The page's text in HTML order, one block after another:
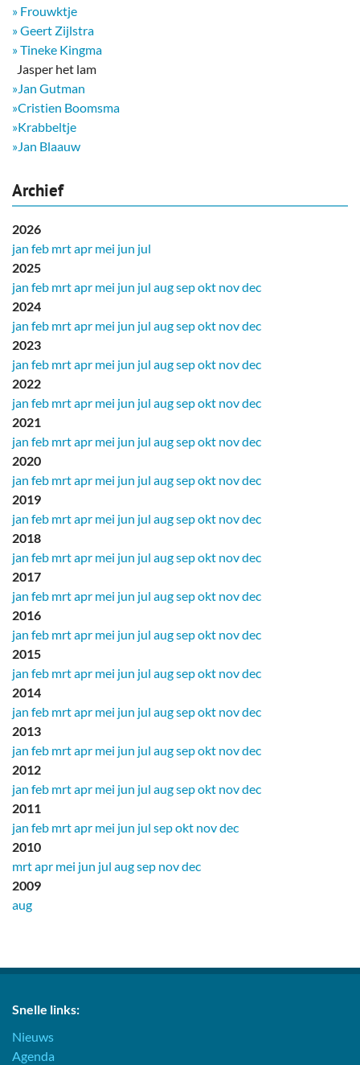
» Frouwktje
» Geert Zijlstra
» Tineke Kingma
​ Jasper het lam
»Jan Gutman
»Cristien Boomsma
»Krabbeltje
»Jan Blaauw
Archief
2026
jan feb mrtapr mei jun jul
2025
jan feb mrtapr mei jun jul augsepokt novdec
2024
jan feb mrtapr mei jun jul augsepokt novdec
2023
jan feb mrtapr mei jun jul augsepokt novdec
2022
jan feb mrtapr mei jun jul augsepokt novdec
2021
jan feb mrtapr mei jun jul augsepokt novdec
2020
jan feb mrtapr mei jun jul augsepokt novdec
2019
jan feb mrtapr mei jun jul augsepokt novdec
2018
jan feb mrtapr mei jun jul augsepokt novdec
2017
jan feb mrtapr mei jun jul augsepokt novdec
2016
jan feb mrtapr mei jun jul augsepokt novdec
2015
jan feb mrtapr mei jun jul augsepokt novdec
2014
jan feb mrtapr mei jun jul augsepokt novdec
2013
jan feb mrtapr mei jun jul augsepokt novdec
2012
jan feb mrtapr mei jun jul augsepokt novdec
2011
jan feb mrtapr mei jun jul sepokt novdec
2010
mrtapr mei jun jul augsep novdec
2009
aug
Snelle links:
Nieuws
Agenda